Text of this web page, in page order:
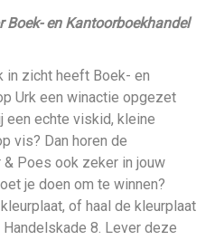
Boek- en Kantoorboekhandel
in zicht heeft Boek- en
Urk een winactie opgezet
een echte viskid, kleine
vis? Dan horen de
Poes ook zeker in jouw
je doen om te winnen?
of haal de kleurplaat
8. Lever deze